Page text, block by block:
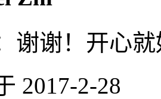
谢谢！开心
2017-2-28